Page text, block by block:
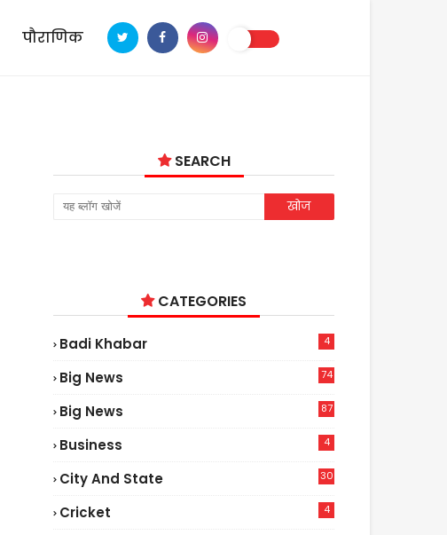
पौराणिक
SEARCH
CATEGORIES
Badi Khabar 4
Big News
74
Big News
87
Business 4
City And State 30
Cricket 4